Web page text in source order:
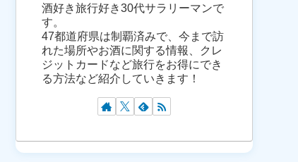
酒好き旅行好き30代サラリーマンで
す。
47都道府県は制覇済みで、今まで訪
れた場所やお酒に関する情報、クレ
ジットカードなど旅行をお得にでき
る方法など紹介していきます！